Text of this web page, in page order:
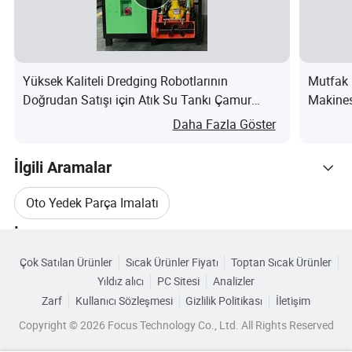
m
e
30-45 days
m
en
M
ho
T/T,Western Union,L/C
Se
Yüksek Kaliteli Dredging Robotlarının
Doğrudan Satışı için Atık Su Tankı Çamur
Daha Fazla Göster
Mutfak
İlgili Aramalar
Oto Yedek Parça Imalatı
Özel Otomotiv Yedek Parçaları
CE Yedek Parçaları
Kategorilere Göre Gözat
Çok Satılan Ürünler Sıcak Ürünler Fiyatı
Toptan Sıcak Ürünler
Yıldız alıcı
PC Sitesi
Analizler
Zarf
Kullanıcı Sözleşmesi Gizlilik Politikası
İletişim
Copyright © 2026 Focus Technology Co., Ltd. All Rights Reserved